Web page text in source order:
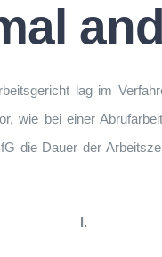
lag im
wie bei einer
die Dauer der
I.